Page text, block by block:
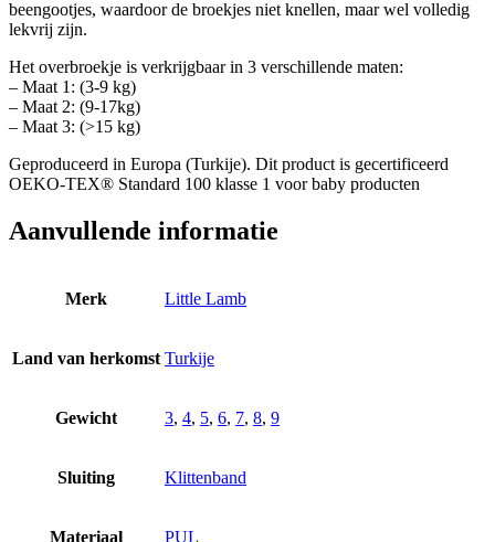
beengootjes, waardoor de broekjes niet knellen, maar wel volledig
lekvrij zijn.
Het overbroekje is verkrijgbaar in 3 verschillende maten:
– Maat 1: (3-9 kg)
– Maat 2: (9-17kg)
– Maat 3: (>15 kg)
Geproduceerd in Europa (Turkije). Dit product is gecertificeerd
OEKO-TEX® Standard 100 klasse 1 voor baby producten
Aanvullende informatie
Merk Little Lamb
Land van herkomst Turkije
Gewicht 3, 4, 5, 6, 7, 8, 9
Sluiting Klittenband
Materiaal PUL